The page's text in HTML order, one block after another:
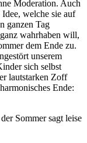
Moderation. Auch
welche sie auf
ganzen Tag
wahrhaben will,
dem Ende zu.
unserem
sich selbst
lautstarken Zoff
Ende: